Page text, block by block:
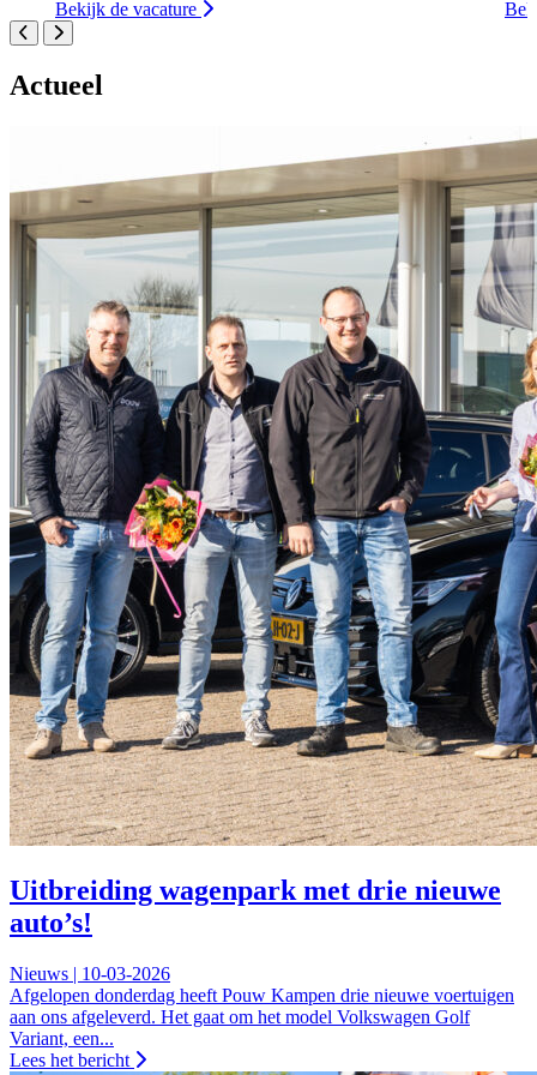
Bekijk de vacature
Actueel
Uitbreiding wagenpark met drie nieuwe
auto’s!
Nieuws | 10-03-2026
Afgelopen donderdag heeft Pouw Kampen drie nieuwe voertuigen
aan ons afgeleverd. Het gaat om het model Volkswagen Golf
Variant, een...
Lees het bericht